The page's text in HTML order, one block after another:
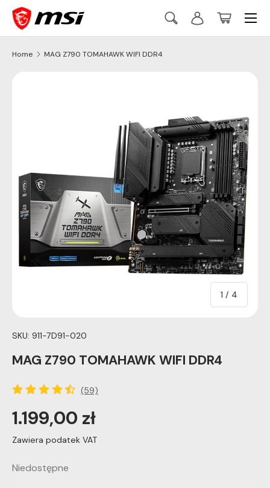
Skip to content
Szukaj
SearchLog inBasket
Menu
Home MAG Z790 TOMAHAWK WIFI DDR4
1 / of
4
SKU: 911-7D91-020
MAG Z790 TOMAHAWK WIFI DDR4
(59)
1.199,00 zł
Zawiera podatek VAT
Niedostępne